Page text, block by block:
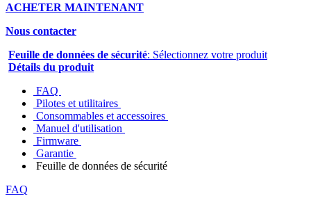
ACHETER MAINTENANT
Nous contacter
Feuille de données de sécurité: Sélectionnez votre produit
Détails du produit
FAQ
Pilotes et utilitaires
Consommables et accessoires
Manuel d'utilisation
Firmware
Garantie
Feuille de données de sécurité
FAQ